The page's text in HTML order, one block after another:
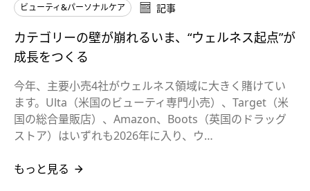
ビューティ&パーソナルケア
記事
カテゴリーの壁が崩れるいま、“ウェルネス起点”が
成長をつくる
今年、主要小売4社がウェルネス領域に大きく賭けてい
ます。Ulta（米国のビューティ専門小売）、Target（米
国の総合量販店）、Amazon、Boots（英国のドラッグ
ストア）はいずれも2026年に入り、ウ…
もっと見る